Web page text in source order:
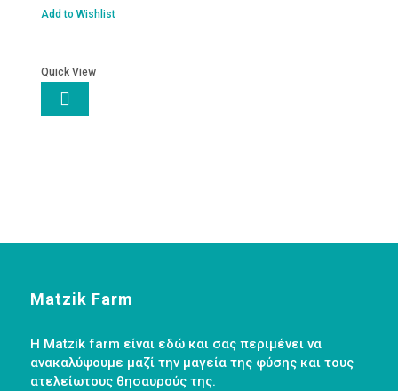
Add to Wishlist
Quick View

Matzik Farm
Η Matzik farm είναι εδώ και σας περιμένει να
ανακαλύψουμε μαζί την μαγεία της φύσης και τους
ατελείωτους θησαυρούς της.